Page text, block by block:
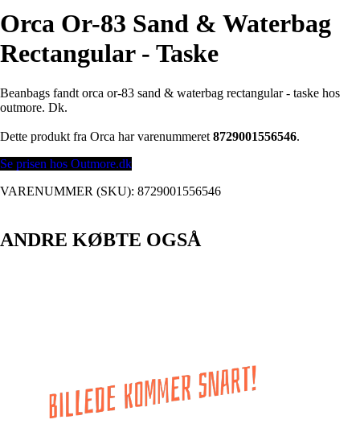
Orca Or-83 Sand & Waterbag
Rectangular - Taske
Beanbags fandt orca or-83 sand & waterbag rectangular - taske hos
outmore. Dk.
Dette produkt fra Orca har varenummeret 8729001556546.
Se prisen hos Outmore.dk
VARENUMMER (SKU): 8729001556546
ANDRE KØBTE OGSÅ